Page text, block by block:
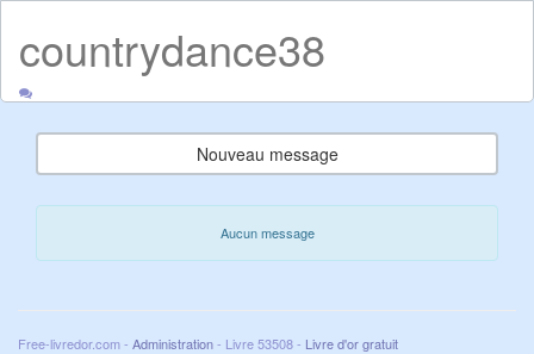
countrydance38
Nouveau message
Aucun message
Free-livredor.com - Administration- Livre 53508 - Livre d'or gratuit